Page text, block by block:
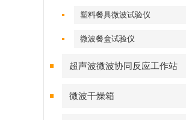
塑料餐具微波试验仪
微波餐盒试验仪
超声波微波协同反应工作站
微波干燥箱